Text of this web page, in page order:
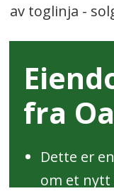
av toglinja -
fra
Dette er
om et nytt